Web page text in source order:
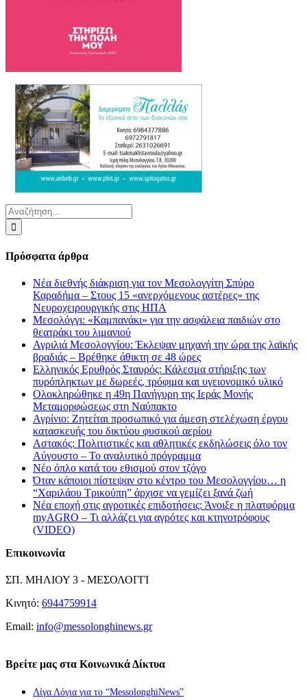
Αναζήτηση
για:
Πρόσφατα άρθρα
Νέα διεθνής διάκριση για τον Μεσολογγίτη Σπύρο
Καραδήμα – Στους 15 «ανερχόμενους αστέρες» της
Νευροχειρουργικής στις ΗΠΑ
Μεσολόγγι: «Καμπανάκι» για την ασφάλεια παιδιών στο
θεατράκι του λιμανιού
Αγριλιά Μεσολογγίου: Έκλεψαν μηχανή την ώρα της λαϊκής
βραδιάς – Βρέθηκε άθικτη σε 48 ώρες
Ελληνικός Ερυθρός Σταυρός: Κάλεσμα στήριξης των
πυρόπληκτων με δωρεές, τρόφιμα και υγειονομικό υλικό
Ολοκληρώθηκε η 49η Πανήγυρη της Ιεράς Μονής
Μεταμορφώσεως στη Ναύπακτο
Αγρίνιο: Ζητείται προσωπικό για άμεση στελέχωση έργου
κατασκευής του δικτύου φυσικού αερίου
Αστακός: Πολιτιστικές και αθλητικές εκδηλώσεις όλο τον
Αύγουστο – Το αναλυτικό πρόγραμμα
Νέο όπλο κατά του εθισμού στον τζόγο
Όταν κάποιοι πίστεψαν στο κέντρο του Μεσολογγίου… η
“Χαριλάου Τρικούπη” άρχισε να γεμίζει ξανά ζωή
Νέα εποχή στις αγροτικές επιδοτήσεις: Άνοιξε η πλατφόρμα
myAGRO – Τι αλλάζει για αγρότες και κτηνοτρόφους
(VIDEO)
Επικοινωνία
ΣΠ. ΜΗΛΙΟΥ 3 - ΜΕΣΟΛΟΓΓΙ
Κινητό: 6944759914
Email: info@messolonghinews.gr
Βρείτε μας στα Κοινωνικά Δίκτυα
Λίγα Λόγια για το “MessolonghiNews”